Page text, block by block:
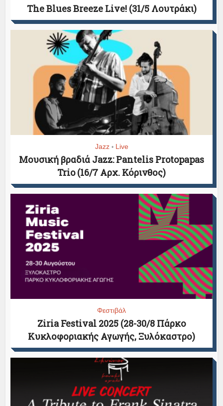
The Blues Breeze Live! (31/5 Λουτράκι)
Jazz • Live
Μουσική βραδιά Jazz: Pantelis Protopapas
Trio (16/7 Αρχ. Κόρινθος)
Φεστιβάλ
Ziria Festival 2025 (28-30/8 Πάρκο
Κυκλοφοριακής Αγωγής, Ξυλόκαστρο)